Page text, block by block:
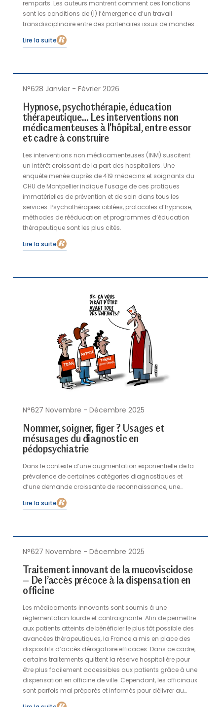
remparts. Les auteurs montrent comment ces fonctions
sont les conditions de (I) l’émergence d’un travail
transdisciplinaire entre des partenaires issus de mondes
différents, (II) l’absorption des matériaux archaïques
violents reçus, puis leur restitution sous une forme filtrée et
Lire la suite
N°628 Janvier - Février 2026
Hypnose, psychothérapie, éducation
thérapeutique… Les interventions non
médicamenteuses à l’hôpital, entre essor
et cadre à construire
Les interventions non médicamenteuses (INM) suscitent
un intérêt croissant de la part des hospitaliers. Une
enquête menée auprès de 419 médecins et soignants du
CHU de Montpellier indique l’usage de ces pratiques
immatérielles de prévention et de soin dans tous les
services. Psychothérapies ciblées, protocoles d’hypnose,
méthodes de rééducation et programmes d’éducation
thérapeutique sont les plus cités.
Lire la suite
N°627 Novembre - Décembre 2025
Nommer, soigner, figer ? Usages et
mésusages du diagnostic en
pédopsychiatrie
Dans le contexte d’une augmentation exponentielle de la
prévalence de certaines catégories diagnostiques et
d’une demande croissante de reconnaissance, une
lecture critique des usages contemporains du diagnostic
s’impose. Cet article propose une réflexion croisée sur
compte la complexité des trajectoires individuelles autant
que les enjeux institutionnels, sociaux et familiaux qui les
Lire la suite
N°627 Novembre - Décembre 2025
Traitement innovant de la mucoviscidose
– De l’accès précoce à la dispensation en
officine
Les médicaments innovants sont soumis à une
réglementation lourde et contraignante. Afin de permettre
aux patients atteints de bénéficier le plus tôt possible des
avancées thérapeutiques, la France a mis en place des
dispositifs d’accès dérogatoire efficaces. Dans ce cadre,
certains traitements quittent la réserve hospitalière pour
être plus facilement accessibles aux patients grâce à une
dispensation en officine de ville. Cependant, les officinaux
sont parfois mal préparés et informés pour délivrer au
mieux ces médicaments. Illustration par l’exemple d’un